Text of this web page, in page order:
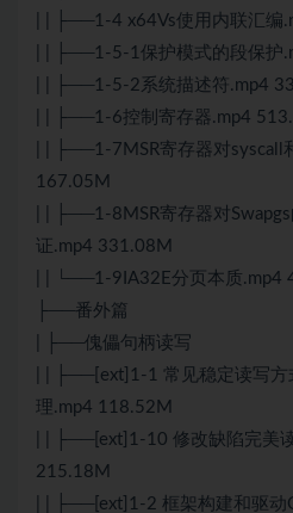
| | ├──1-4 x64Vs使用内联汇编
| | ├──1-5-1保护模式的段保护
| | ├──1-5-2系统描述符.mp4
| | ├──1-6控制寄存器.mp4
| | ├──1-7MSR寄存器对syscall
167.05M
| | ├──1-8MSR寄存器对
证.mp4 331.08M
| | └──1-9IA32E分页本质.mp4
├──番外篇
| ├──傀儡句柄读写
| | ├──[ext]1-1 常见稳定读写方
理.mp4 118.52M
| | ├──[ext]1-10 修改缺陷完美
215.18M
| | ├──[ext]1-2 框架构建和驱动